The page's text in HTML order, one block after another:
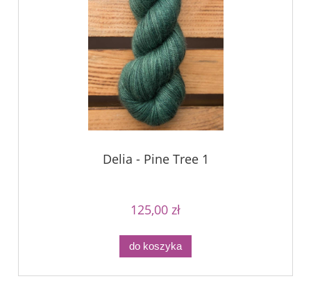
Delia - Pine Tree 1
125,00 zł
do koszyka